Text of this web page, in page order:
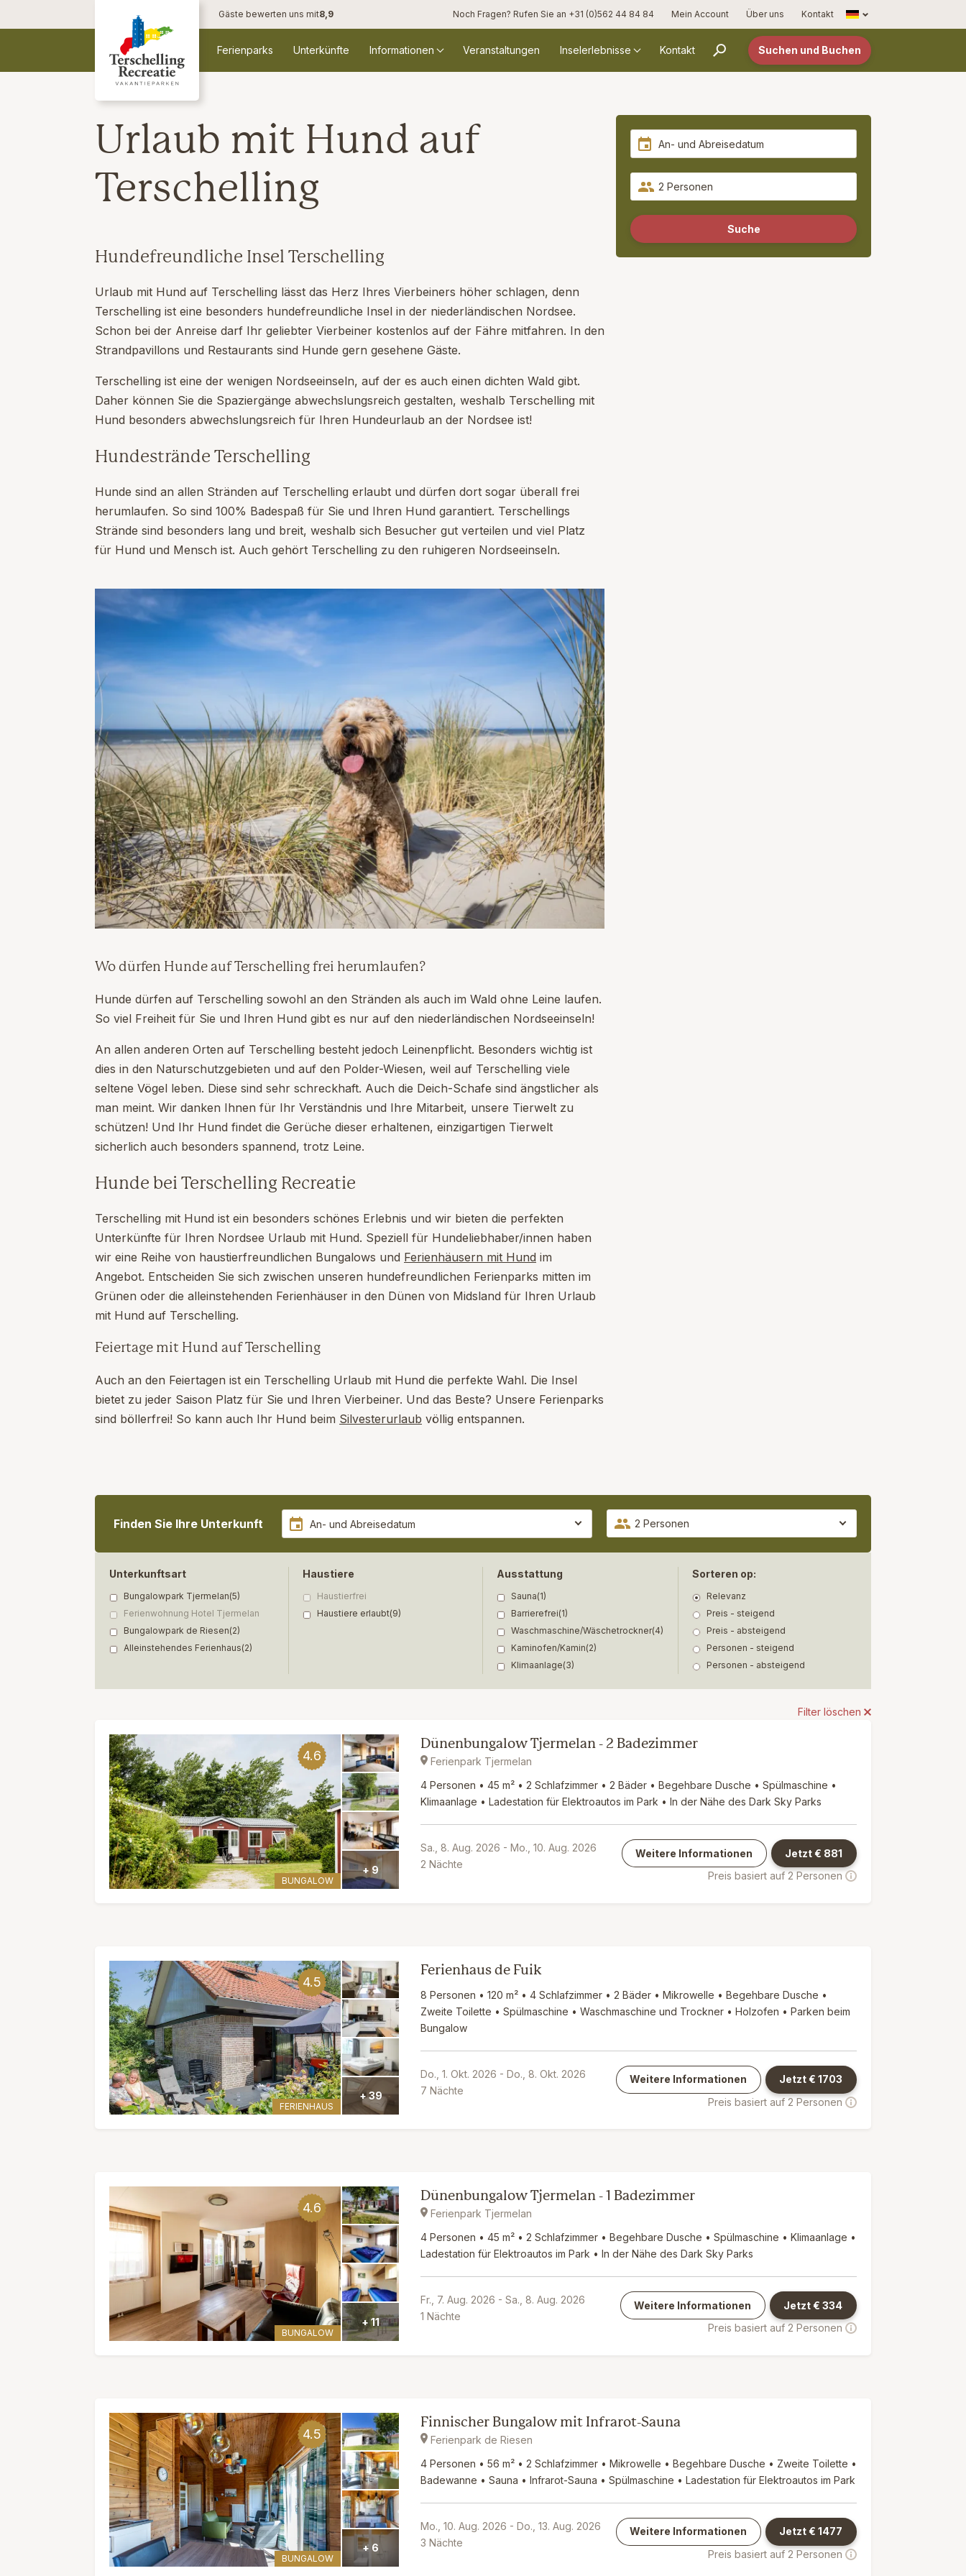
Gäste bewerten uns mit8,9 Noch Fragen? Rufen Sie an +31 (0)562 44 84 84 Mein Account Über uns Kontakt
Français
Ferienparks Unterkünfte Informationen Veranstaltungen Inselerlebnisse Kontakt Suchen und Buchen
Urlaub mit Hund auf
Terschelling
Hundefreundliche Insel Terschelling
Urlaub mit Hund auf Terschelling lässt das Herz Ihres Vierbeiners höher schlagen, denn
Terschelling ist eine besonders hundefreundliche Insel in der niederländischen Nordsee.
Schon bei der Anreise darf Ihr geliebter Vierbeiner kostenlos auf der Fähre mitfahren. In den
Strandpavillons und Restaurants sind Hunde gern gesehene Gäste.
Terschelling ist eine der wenigen Nordseeinseln, auf der es auch einen dichten Wald gibt.
Daher können Sie die Spaziergänge abwechslungsreich gestalten, weshalb Terschelling mit
Hund besonders abwechslungsreich für Ihren Hundeurlaub an der Nordsee ist!
Hundestrände Terschelling
Hunde sind an allen Stränden auf Terschelling erlaubt und dürfen dort sogar überall frei
herumlaufen. So sind 100% Badespaß für Sie und Ihren Hund garantiert. Terschellings
Strände sind besonders lang und breit, weshalb sich Besucher gut verteilen und viel Platz
für Hund und Mensch ist. Auch gehört Terschelling zu den ruhigeren Nordseeinseln.
Wo dürfen Hunde auf Terschelling frei herumlaufen?
Hunde dürfen auf Terschelling sowohl an den Stränden als auch im Wald ohne Leine laufen.
So viel Freiheit für Sie und Ihren Hund gibt es nur auf den niederländischen Nordseeinseln!
An allen anderen Orten auf Terschelling besteht jedoch Leinenpflicht. Besonders wichtig ist
dies in den Naturschutzgebieten und auf den Polder-Wiesen, weil auf Terschelling viele
seltene Vögel leben. Diese sind sehr schreckhaft. Auch die Deich-Schafe sind ängstlicher als
man meint. Wir danken Ihnen für Ihr Verständnis und Ihre Mitarbeit, unsere Tierwelt zu
schützen! Und Ihr Hund findet die Gerüche dieser erhaltenen, einzigartigen Tierwelt
sicherlich auch besonders spannend, trotz Leine.
Hunde bei Terschelling Recreatie
Terschelling mit Hund ist ein besonders schönes Erlebnis und wir bieten die perfekten
Unterkünfte für Ihren Nordsee Urlaub mit Hund. Speziell für Hundeliebhaber/innen haben
wir eine Reihe von haustierfreundlichen Bungalows und Ferienhäusern mit Hund im
Angebot. Entscheiden Sie sich zwischen unseren hundefreundlichen Ferienparks mitten im
Grünen oder die alleinstehenden Ferienhäuser in den Dünen von Midsland für Ihren Urlaub
mit Hund auf Terschelling.
Feiertage mit Hund auf Terschelling
Auch an den Feiertagen ist ein Terschelling Urlaub mit Hund die perfekte Wahl. Die Insel
bietet zu jeder Saison Platz für Sie und Ihren Vierbeiner. Und das Beste? Unsere Ferienparks
sind böllerfrei! So kann auch Ihr Hund beim Silvesterurlaub völlig entspannen.
2 Personen
Suche
Finden Sie Ihre Unterkunft 2 Personen
Unterkunftsart
Bungalowpark Tjermelan(5)
Ferienwohnung Hotel Tjermelan
Bungalowpark de Riesen(2)
Alleinstehendes Ferienhaus(2)
Haustiere
Haustierfrei
Haustiere erlaubt(9)
Ausstattung
Sauna(1)
Barrierefrei(1)
Waschmaschine/Wäschetrockner(4)
Kaminofen/Kamin(2)
Klimaanlage(3)
Sorteren op:
Relevanz
Preis - steigend
Preis - absteigend
Personen - steigend
Personen - absteigend
Filter löschen
4.6
BUNGALOW
+ 9
Dünenbungalow Tjermelan - 2 Badezimmer
Ferienpark Tjermelan
4 Personen • 45 m² • 2 Schlafzimmer • 2 Bäder • Begehbare Dusche • Spülmaschine •
Klimaanlage • Ladestation für Elektroautos im Park • In der Nähe des Dark Sky Parks
Sa., 8. Aug. 2026 - Mo., 10. Aug. 2026
2 Nächte
Weitere Informationen Jetzt € 881
Preis basiert auf 2 Personen
4.6
BUNGALOW
+ 11
Dünenbungalow Tjermelan - 1 Badezimmer
Ferienpark Tjermelan
4 Personen • 45 m² • 2 Schlafzimmer • Begehbare Dusche • Spülmaschine • Klimaanlage •
Ladestation für Elektroautos im Park • In der Nähe des Dark Sky Parks
Fr., 7. Aug. 2026 - Sa., 8. Aug. 2026
1 Nächte
Weitere Informationen Jetzt €334
Preis basiert auf 2 Personen
4.5
BUNGALOW
+ 6
Finnischer Bungalow mit Infrarot-Sauna
Ferienpark de Riesen
4 Personen • 56 m² • 2 Schlafzimmer • Mikrowelle • Begehbare Dusche • Zweite Toilette •
Badewanne • Sauna • Infrarot-Sauna • Spülmaschine • Ladestation für Elektroautos im Park
Mo., 10. Aug. 2026 - Do., 13. Aug. 2026
3 Nächte
Weitere Informationen Jetzt €1477
Preis basiert auf 2 Personen
4.5
FERIENHAUS
+ 39
Ferienhaus de Fuik
8 Personen • 120 m² • 4 Schlafzimmer • 2 Bäder • Mikrowelle • Begehbare Dusche •
Zweite Toilette • Spülmaschine • Waschmaschine und Trockner • Holzofen • Parken beim
Bungalow
Do., 1. Okt. 2026 - Do., 8. Okt. 2026
7 Nächte
Weitere Informationen Jetzt €1703
Preis basiert auf 2 Personen